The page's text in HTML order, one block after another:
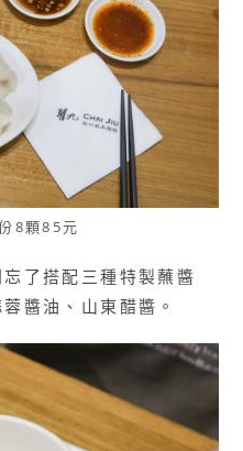
8顆85元
了搭配三種特製蘸醬
醬油、山東醋醬。